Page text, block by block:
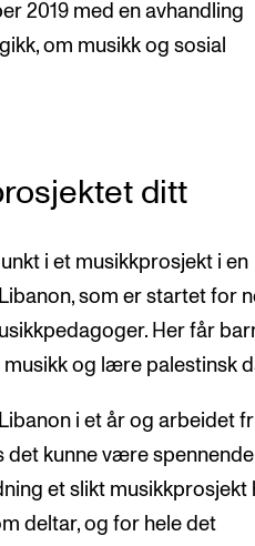
2019 med en avhandling
om musikk og sosial
ditt
i et musikkprosjekt i en
som er startet for
Her får
og lære palestinsk
i et år og arbeidet
det kunne være
et slikt musikkprosjekt
deltar, og for hele det